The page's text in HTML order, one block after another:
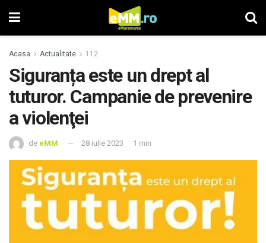
Acasa Actualitate 112
Siguranța este un drept al
tuturor. Campanie de prevenire
a violenţei
de eMM 28 iulie 2023 1 min